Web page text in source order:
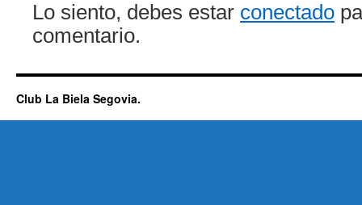
Lo siento, debes estar conectado
comentario.
Club La Biela Segovia.